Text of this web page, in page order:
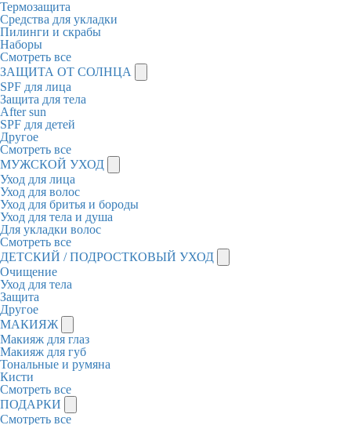
Термозащита
Средства для укладки
Пилинги и скрабы
Наборы
Смотреть все
ЗАЩИТА ОТ СОЛНЦА
SPF для лица
Защита для тела
After sun
SPF для детей
Другое
Смотреть все
МУЖСКОЙ УХОД
Уход для лица
Уход для волос
Уход для бритья и бороды
Уход для тела и душа
Для укладки волос
Смотреть все
ДЕТСКИЙ / ПОДРОСТКОВЫЙ УХОД
Очищение
Уход для тела
Защита
Другое
МАКИЯЖ
Макияж для глаз
Макияж для губ
Тональные и румяна
Кисти
Смотреть все
ПОДАРКИ
Смотреть все